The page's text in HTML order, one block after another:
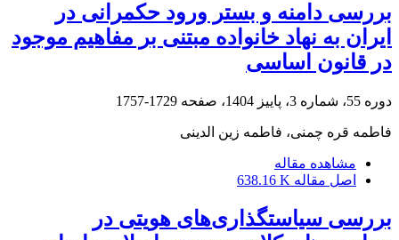
بررسی دامنه و بستر ورود حکمرانی در
ایران به نهاد خانواده مبتنی بر مفاهیم موجود
در قانون اساسی
دوره 55، شماره 3، پاییز 1404، صفحه 1729-1757
فاطمه قره چمنی، فاطمه زین الدینی
مشاهده مقاله
اصل مقاله 638.16 K
بررسی سیاستگذاری‌های هویتی در